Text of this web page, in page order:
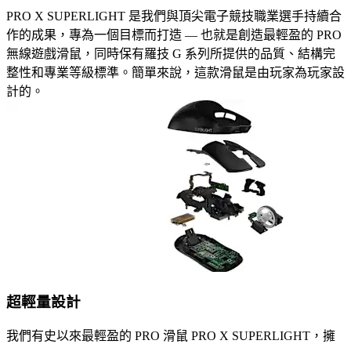
PRO X SUPERLIGHT 是我們與頂尖電子競技職業選手持續合
作的成果，專為一個目標而打造 — 也就是創造最輕盈的 PRO
無線遊戲滑鼠，同時保有羅技 G 系列所提供的品質、結構完
整性和專業等級標準。簡單來說，這款滑鼠是由玩家為玩家設
計的。
超輕量設計
我們有史以來最輕盈的 PRO 滑鼠 PRO X SUPERLIGHT，擁